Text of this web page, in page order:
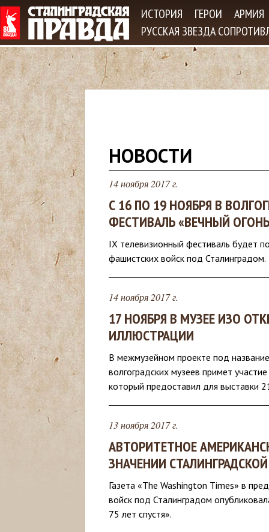
ИСТОРИЯ ГЕРОИ
АРМИЯ
РУССКАЯ ЗВЕЗДА
ы
з
д
е
ь
НОВОСТИ
14 ноября 2017 г.
С 16 ПО 19 НОЯБРЯ В
ФЕСТИВАЛЬ «ВЕЧНЫЙ
IX телевизионный фестиваль будет
фашистских войск под Сталинградом.
14 ноября 2017 г.
17 НОЯБРЯ В МУЗЕЕ ИЗО
ИЛЛЮСТРАЦИИ
В межмузейном проекте под
волгоградских музеев примет
который предоставил для выставки
13 ноября 2017 г.
АВТОРИТЕТНОЕ
ЗНАЧЕНИИ
Газета «The Washington Times» в
войск под Сталинградом
75 лет спустя».